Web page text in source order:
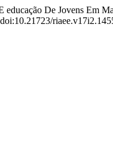
educação De Jovens Em